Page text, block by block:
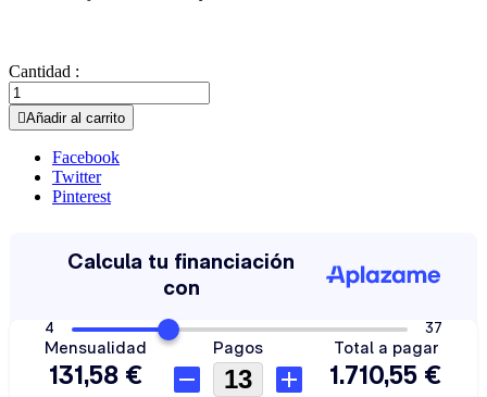
Cantidad :
Añadir al carrito
Facebook
Twitter
Pinterest